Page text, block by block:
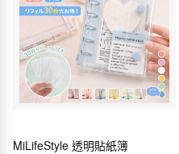
MiLifeStyle 透明貼紙簿